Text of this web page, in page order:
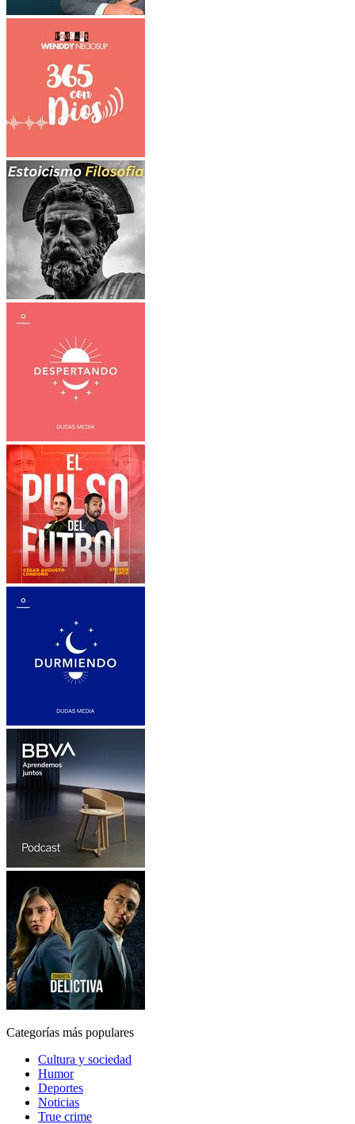
Categorías más populares
Cultura y sociedad
Humor
Deportes
Noticias
True crime